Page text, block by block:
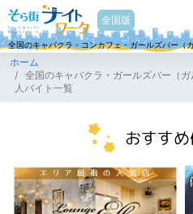
そら街ナイトワーク
全国版
全国のキャバクラ・コンカフェ・ガールズバー（
ホーム
人バイト一覧
おすす